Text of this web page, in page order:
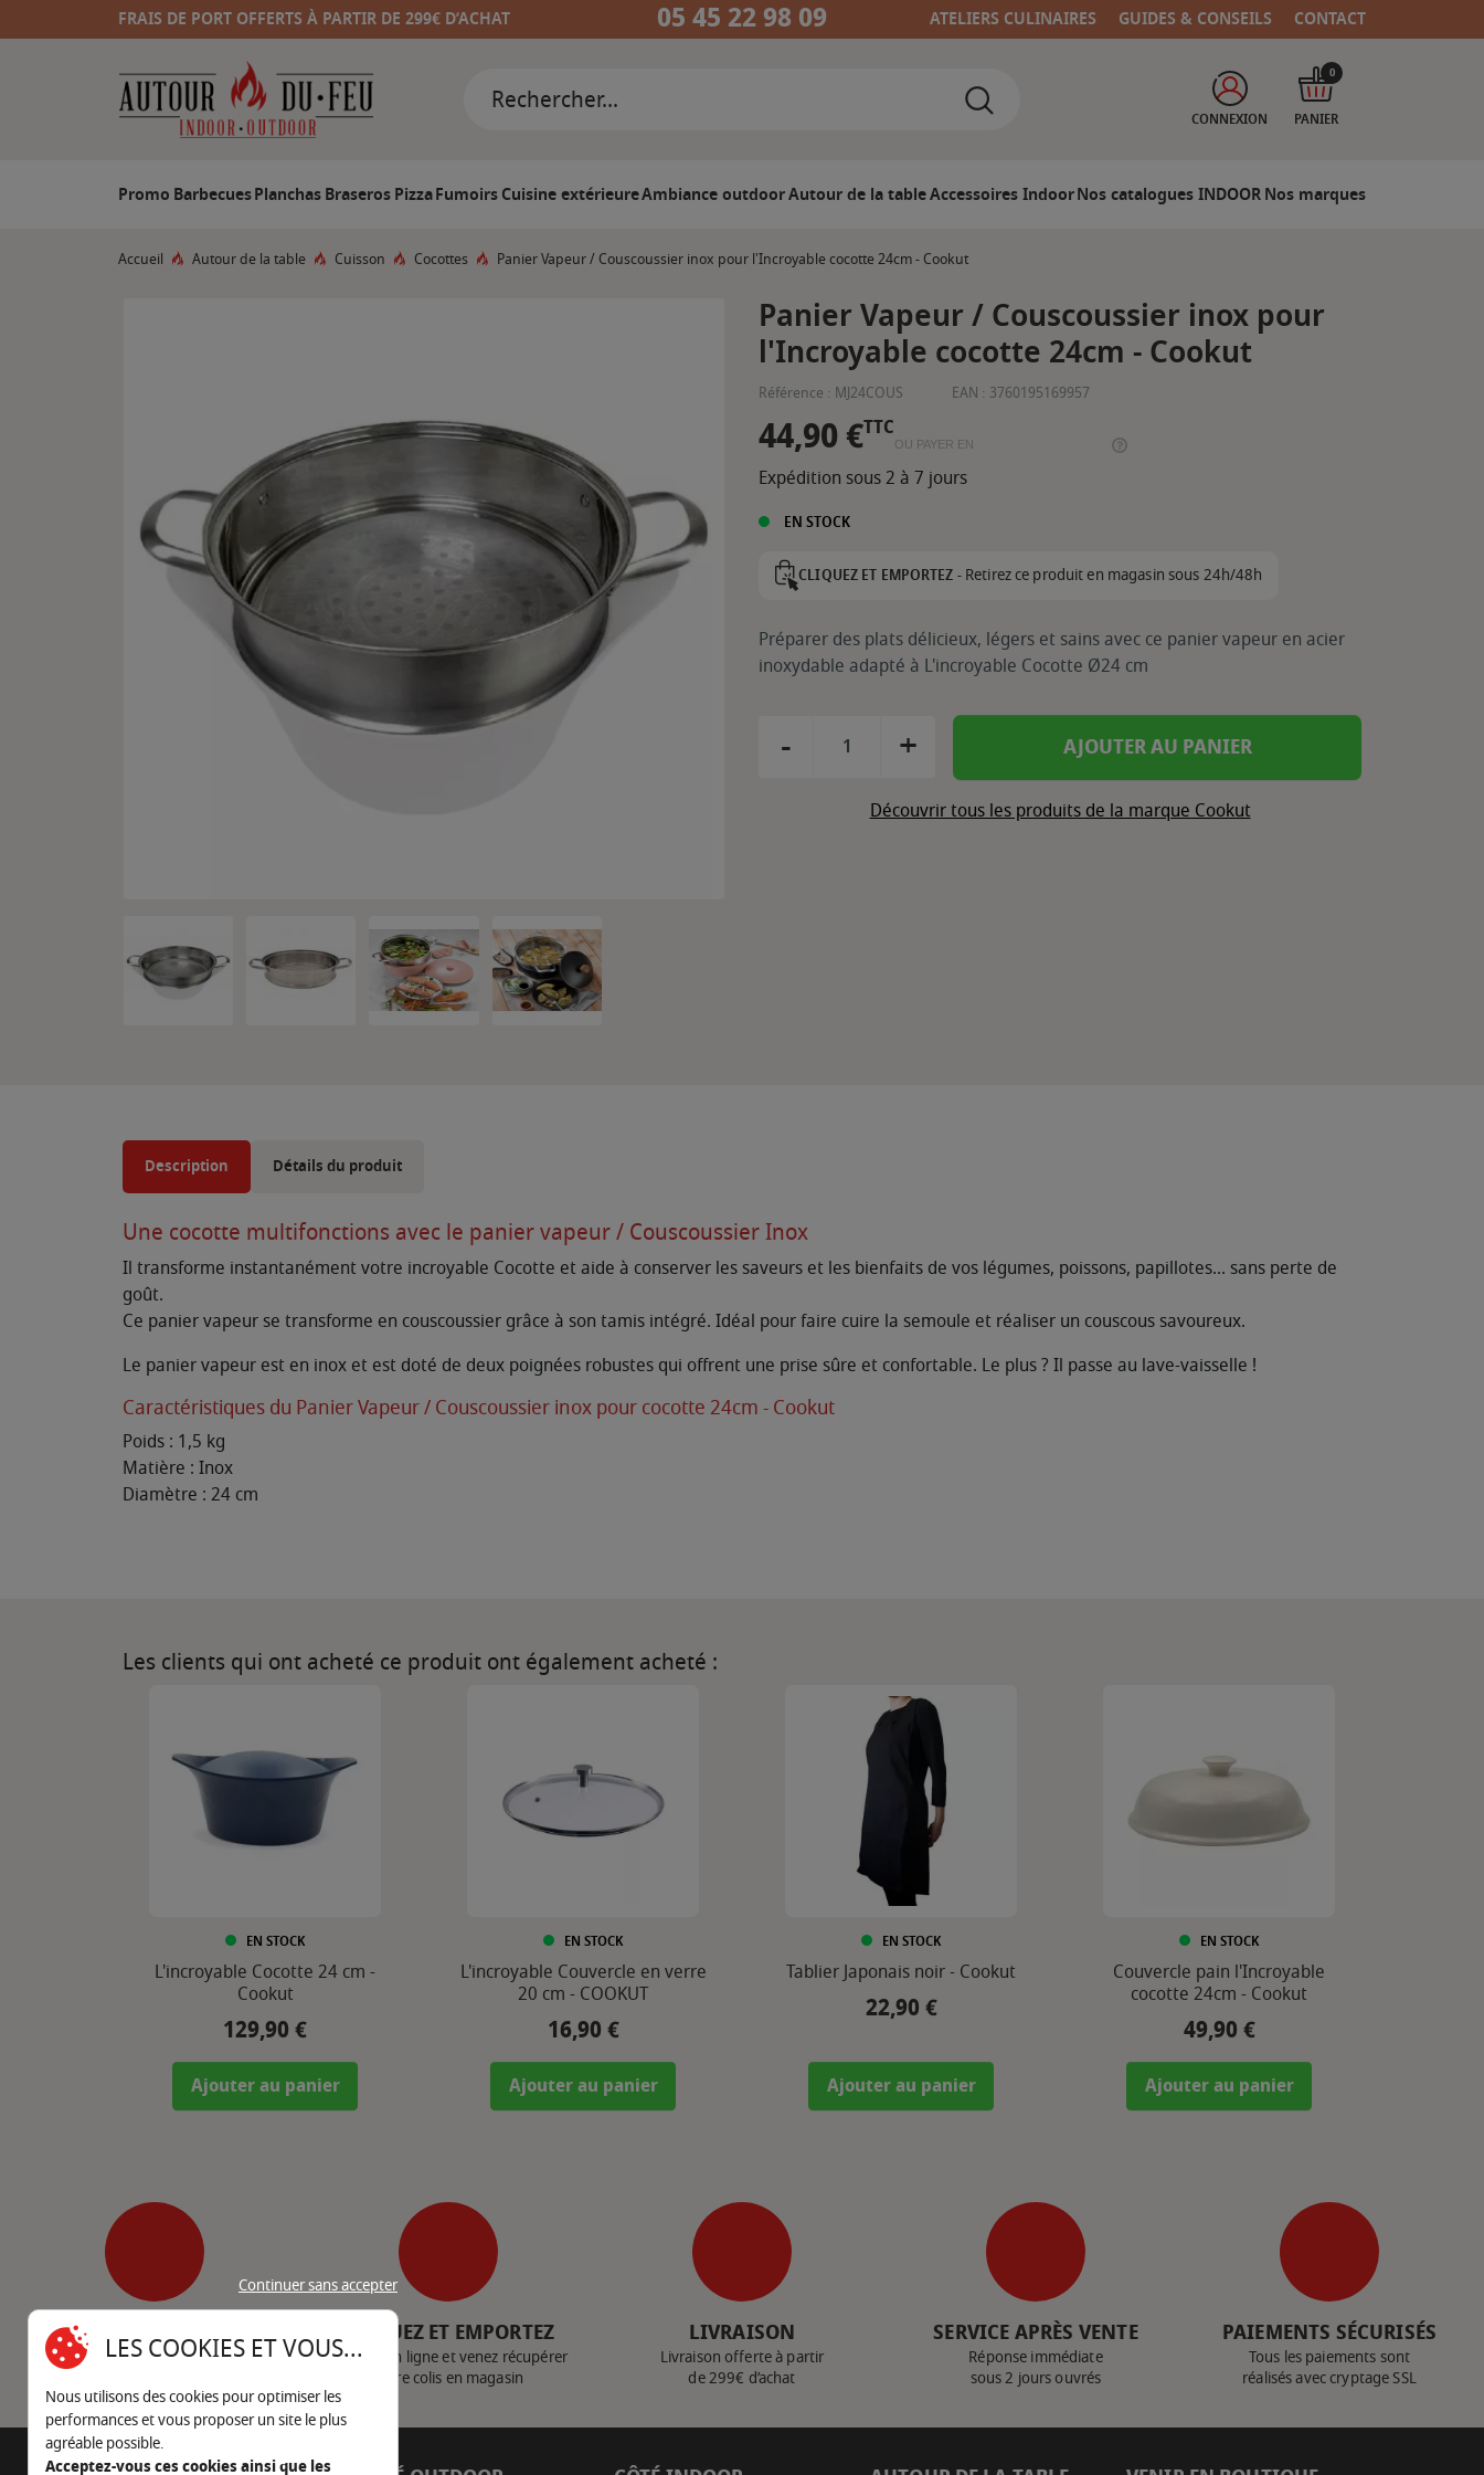
FRAIS DE PORT OFFERTS À PARTIR DE 299€ D’ACHAT 05 45 22 98 09 ATELIERS CULINAIRES GUIDES & CONSEILS CONTACT
CONNEXION PANIER
0
Promo BarbecuesPlanchasBraserosPizzaFumoirsCuisine extérieureAmbiance outdoorAutour de la tableAccessoires IndoorNos catalogues INDOORNos marques
Accueil Autour de la table Cuisson Cocottes Panier Vapeur / Couscoussier inox pour l'Incroyable cocotte 24cm - Cookut
Panier Vapeur / Couscoussier inox pour
l'Incroyable cocotte 24cm - Cookut
Référence : MJ24COUS EAN : 3760195169957
44,90 €TTC
OU PAYER EN
Expédition sous 2 à 7 jours
EN STOCK
CLIQUEZ ET EMPORTEZ -Retirez ce produit en magasin sous 24h/48h
Préparer des plats délicieux, légers et sains avec ce panier vapeur en acier
inoxydable adapté à L'incroyable Cocotte Ø24 cm
- + AJOUTER AU PANIER
Découvrir tous les produits de la marque Cookut
Description Détails du produit
Une cocotte multifonctions avec le panier vapeur / Couscoussier Inox
Il transforme instantanément votre incroyable Cocotte et aide à conserver les saveurs et les bienfaits de vos légumes, poissons, papillotes... sans perte de
goût.
Ce panier vapeur se transforme en couscoussier grâce à son tamis intégré. Idéal pour faire cuire la semoule et réaliser un couscous savoureux.
Le panier vapeur est en inox et est doté de deux poignées robustes qui offrent une prise sûre et confortable. Le plus ? Il passe au lave-vaisselle !
Caractéristiques du Panier Vapeur / Couscoussier inox pour cocotte 24cm - Cookut
Poids : 1,5 kg
Matière : Inox
Diamètre : 24 cm
Les clients qui ont acheté ce produit ont également acheté :
EN STOCK
L'incroyable Cocotte 24 cm -
Cookut
Prix
129,90 €
Ajouter au panier
EN STOCK
L'incroyable Couvercle en verre
20 cm - COOKUT
Prix
16,90 €
Ajouter au panier
EN STOCK
Tablier Japonais noir - Cookut
Prix
22,90 €
Ajouter au panier
EN STOCK
Couvercle pain l'Incroyable
cocotte 24cm - Cookut
Prix
49,90 €
Ajouter au panier
SERVICE CLIENT
Nous contacter
CLIQUEZ ET EMPORTEZ
Achetez en ligne et venez récupérer
votre colis en magasin
LIVRAISON
Livraison offerte à partir
de 299€ d’achat
SERVICE APRÈS VENTE
Réponse immédiate
sous 2 jours ouvrés
PAIEMENTS SÉCURISÉS
Tous les paiements sont
réalisés avec cryptage SSL
Continuer sans accepter
LES COOKIES ET VOUS...
Nous utilisons des cookies pour optimiser les
performances et vous proposer un site le plus
agréable possible.
Acceptez-vous ces cookies ainsi que les